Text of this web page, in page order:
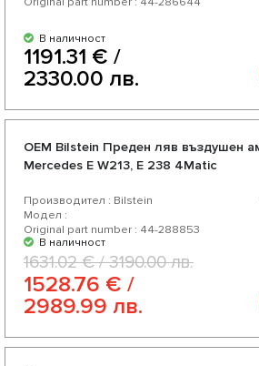
В наличност
1191.31 € /
2330.00 лв.
OEM Bilstein Преден ляв въздушен
Mercedes E W213, E 238 4Matic
Производител : Bilstein
Модел :
Original part number : 44-288853
В наличност
1631.02 € / 3190.00 лв.
1528.76 € /
2989.99 лв.